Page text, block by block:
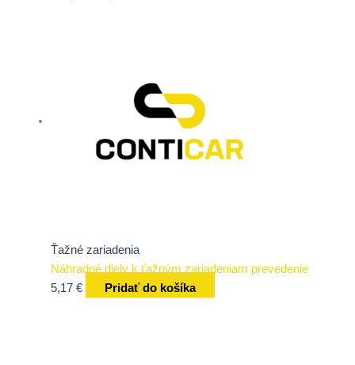
Ťažné zariadenia
Náhradné diely k ťažným zariadeniam prevedenie
5,17 € Pridať do košíka